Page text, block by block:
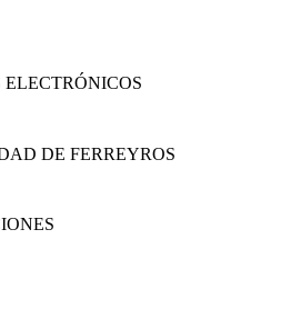
DE FERREYROS